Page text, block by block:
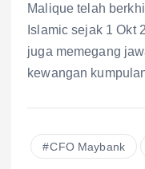
Malique telah
Islamic sejak 1 Okt
juga memegang
kewangan
CFO Maybank